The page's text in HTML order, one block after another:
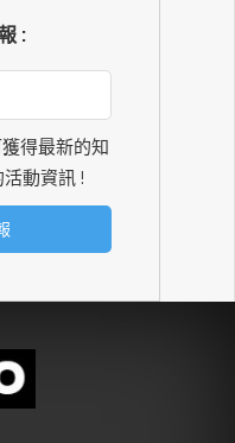
:
得最新的知
動資訊 !